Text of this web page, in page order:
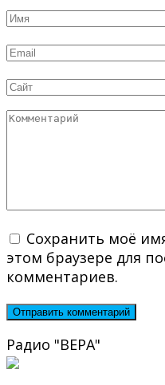
Имя
Email
Сайт
Комментарий
Сохранить моё
этом браузере для
комментариев.
Радио "ВЕРА"